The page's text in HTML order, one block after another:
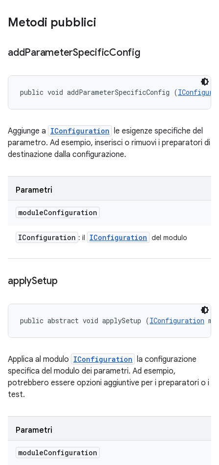
Metodi pubblici
addParameterSpecificConfig
public void addParameterSpecificConfig (
Aggiunge a IConfiguration le esigenze specifiche del
parametro. Ad esempio, inserisci o rimuovi i preparatori di
destinazione dalla configurazione.
Parametri
moduleConfiguration
IConfiguration : il IConfiguration del modulo
applySetup
public abstract void applySetup (IConfiguration
Applica al modulo IConfiguration la configurazione
specifica del modulo dei parametri. Ad esempio,
potrebbero essere opzioni aggiuntive per i preparatori o i
test.
Parametri
moduleConfiguration